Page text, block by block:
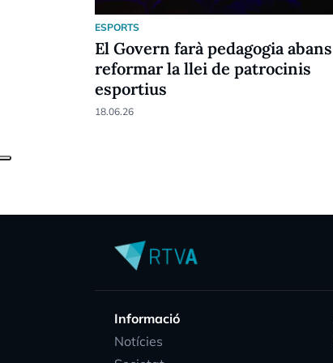
ESPORTS
El Govern farà pedagogia
reformar la llei de patrocinis
esportius
18.06.26
Informació
Notícies